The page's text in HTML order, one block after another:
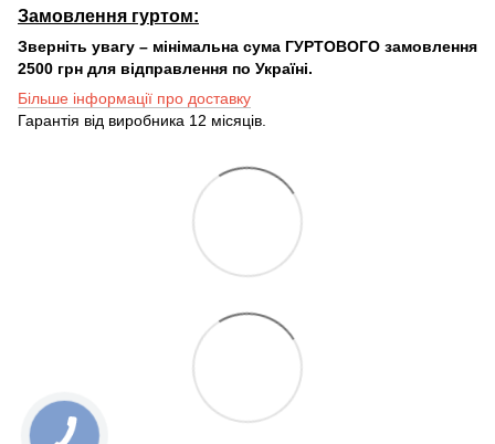
Замовлення гуртом:
Зверніть увагу – мінімальна сума ГУРТОВОГО замовлення
2500 грн для відправлення по Україні.
Більше інформації про доставку
Гарантія від виробника 12 місяців.